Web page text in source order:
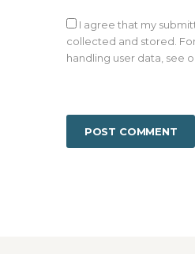
I agree that my
collected and stored.
handling user data, see